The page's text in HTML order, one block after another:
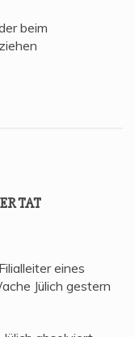
beim
TAT
eines
Jülich gestern